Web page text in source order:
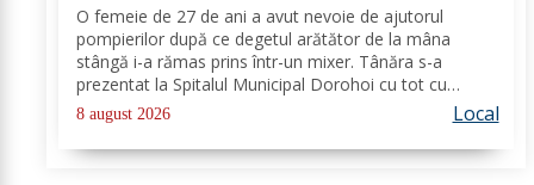
O femeie de 27 de ani a avut nevoie de ajutorul
pompierilor după ce degetul arătător de la mâna
stângă i-a rămas prins într-un mixer. Tânăra s-a
prezentat la Spitalul Municipal Dorohoi cu tot cu
aparatul electrocasnic, iar medicii au solicitat
intervenția salvatorilor. Pompierii din cadrul...
8 august 2026 Local